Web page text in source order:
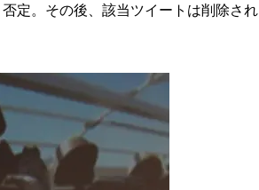
定。その後、該当ツイートは削除され